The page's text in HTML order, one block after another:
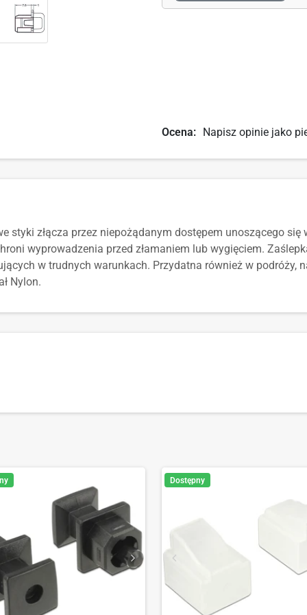
Ocena: Napisz opinie jako
styki złącza przez niepożądanym dostępem unoszącego
wyprowadzenia przed złamaniem lub wygięciem.
w trudnych warunkach. Przydatna również w podróży,
Nylon.
Dostępny